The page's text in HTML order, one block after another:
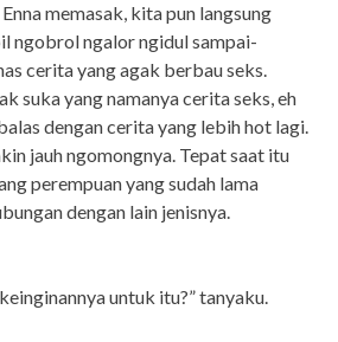
memasak, kita pun langsung
ngobrol ngalor ngidul sampai-
cerita yang agak berbau seks.
suka yang namanya cerita seks, eh
dengan cerita yang lebih hot lagi.
jauh ngomongnya. Tepat saat itu
perempuan yang sudah lama
dengan lain jenisnya.
untuk itu?” tanyaku.